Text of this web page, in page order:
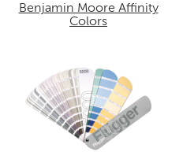
Benjamin Moore Affinity
Colors